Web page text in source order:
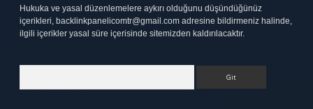
Hukuka ve yasal düzenlemelere aykırı olduğunu düşündüğünüz
içerikleri, backlinkpanelicomtr@gmail.com adresine bildirmeniz halinde,
ilgili içerikler yasal süre içerisinde sitemizden kaldırılacaktır.